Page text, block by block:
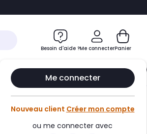
Besoin d'aide ?Me connecter
Me connecter
Nouveau client Créer mon compte
ou me connecter avec
Panier
avec Le Club Infinity